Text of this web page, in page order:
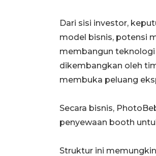
Dari sisi investor,
model bisnis, potensi
membangun teknologi
dikembangkan oleh
membuka peluang
Secara bisnis,
penyewaan booth
Struktur ini